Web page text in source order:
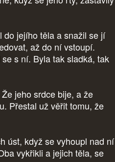
do jejího těla a snažil se jí
až do ní vstoupí.
s ní. Byla tak sladká, tak
jeho srdce bije, a že
Přestal už věřit tomu, že
úst, když se vyhoupl nad ní
vykřikli a jejich těla, se